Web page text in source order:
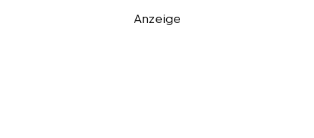
Anzeige